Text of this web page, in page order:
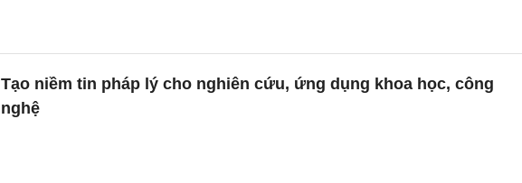
Tạo niềm tin pháp lý cho nghiên cứu, ứng dụng khoa học, công
nghệ